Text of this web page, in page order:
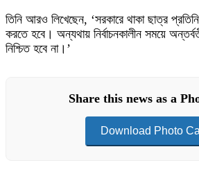
তিনি আরও লিখেছেন, ‘সরকারে থাকা ছাত্র
করতে হবে। অন্যথায় নির্বাচনকালীন সময়ে
নিশ্চিত হবে না।’
Share this news as a
Download Photo